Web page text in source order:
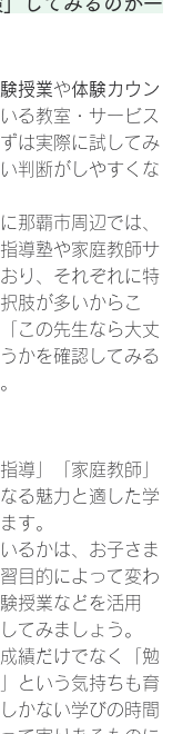
授業や体験カウン
る教室・サービス
は実際に試してみ
判断がしやすくな
那覇市周辺では、
導塾や家庭教師サ
り、それぞれに特
肢が多いからこ
この先生なら大丈
かを確認してみる
導」「家庭教師」
る魅力と適した学
す。
るかは、お子さま
目的によって変わ
授業などを活用
てみましょう。
績だけでなく「勉
という気持ちも育
かない学びの時間